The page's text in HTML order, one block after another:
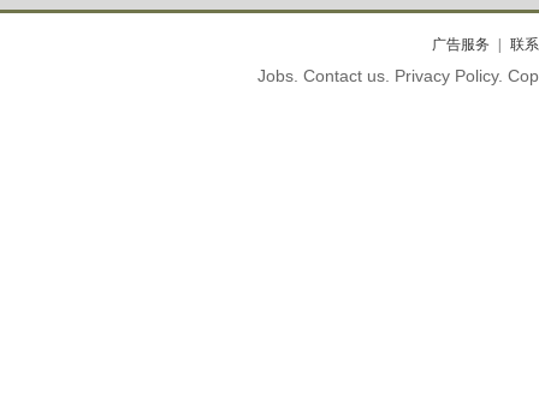
广告服务 联
Jobs. Contact us. Privacy Policy.